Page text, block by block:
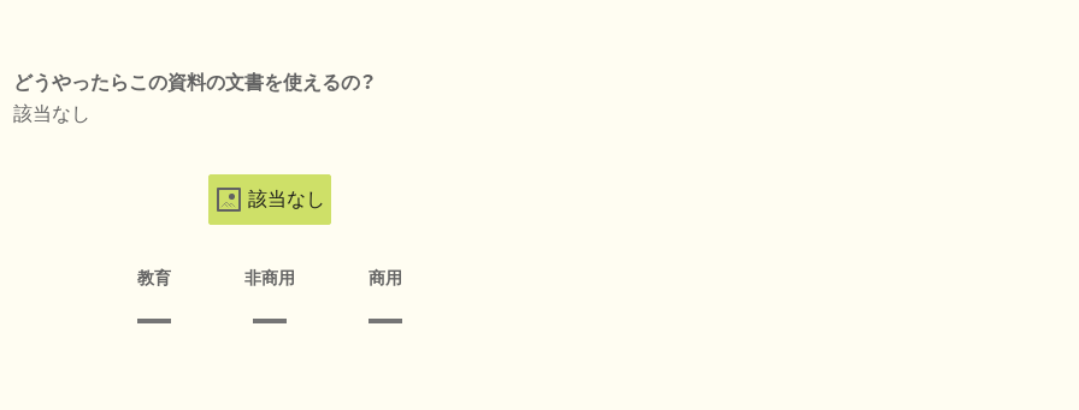
どうやったらこの資料の文書を使えるの？
該当なし
該当なし
教育 非商用 商用